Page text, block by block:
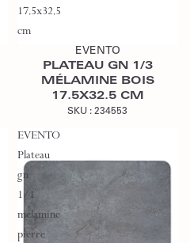
17.5x32.5
cm
EVENTO
PLATEAU GN 1/3
MÉLAMINE BOIS
17.5X32.5 CM
SKU : 234553
EVENTO
Plateau
gn
1/1
mélamine
pierre